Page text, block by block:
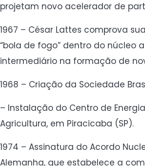
projetam novo acelerador de
1967 – César Lattes comprova
“bola de fogo” dentro do núcleo
intermediário na formação de
1968 – Criação da Sociedade
– Instalação do Centro de
Agricultura, em Piracicaba (SP).
1974 – Assinatura do Acordo
Alemanha, que estabelece a